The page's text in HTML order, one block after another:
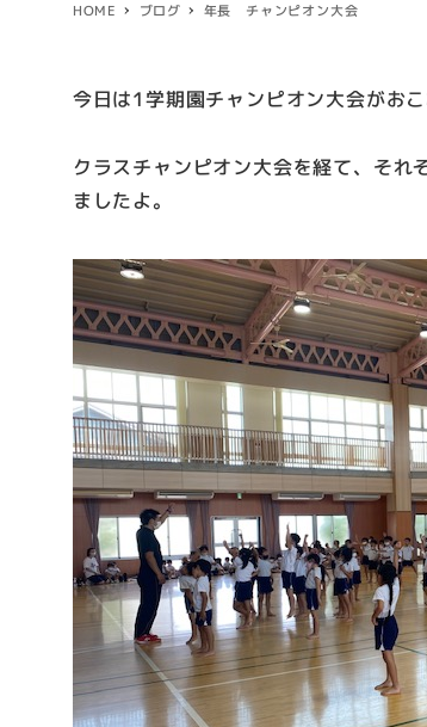
HOME ブログ 年長 チャンピオン大会
今日は1学期園チャンピオン大会がおこ
クラスチャンピオン大会を経て、それ
ましたよ。